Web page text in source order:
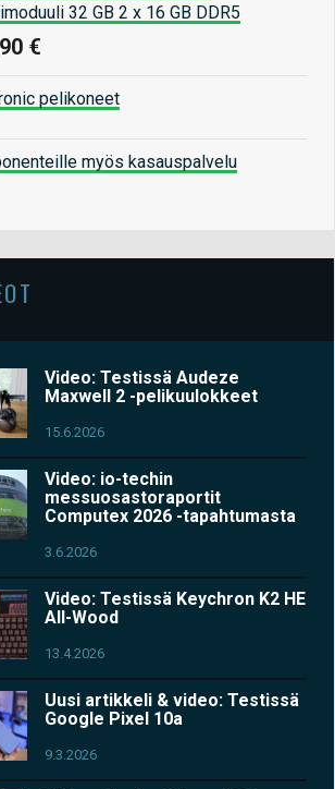
32 GB 2 x 16 GB DDR5
€
pelikoneet
myös kasauspalvelu
Video: Testissä Audeze
Maxwell 2 -pelikuulokkeet
15.6.2026
Video: io-techin
messuosastoraportit
Computex 2026 -tapahtumasta
3.6.2026
Video: Testissä Keychron K2 HE
All-Wood
13.4.2026
Uusi artikkeli & video: Testissä
Google Pixel 10a
9.3.2026